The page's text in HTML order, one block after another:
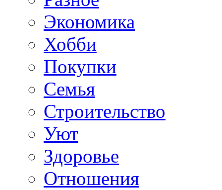
Экономика
Хобби
Покупки
Семья
Строительство
Уют
Здоровье
Отношения